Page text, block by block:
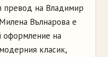
превод на Владимир
Вълнарова е
оформление на
класик,